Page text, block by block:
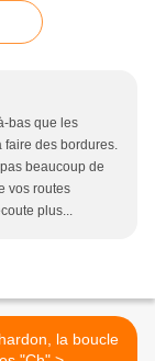
bas que les
faire des bordures.
beaucoup de
vos routes
plus...
la boucle